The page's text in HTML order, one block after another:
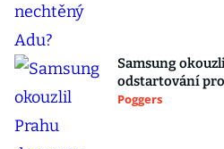
Samsung
odstartování
Poggers